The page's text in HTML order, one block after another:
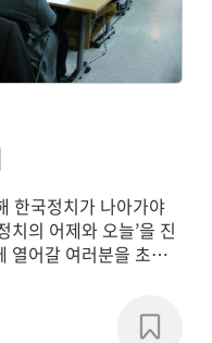
한국정치가 나아가야
치의 어제와 오늘’을 진
열어갈 여러분을 초대